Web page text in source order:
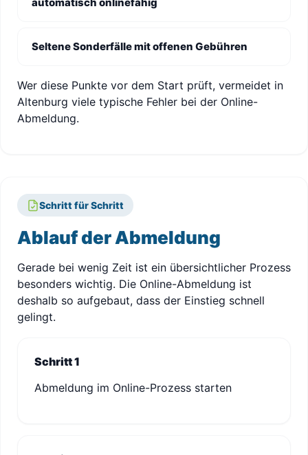
Seltene Sonderfälle mit offenen Gebühren
Wer diese Punkte vor dem Start prüft, vermeidet in
Altenburg viele typische Fehler bei der Online-
Abmeldung.
Schritt für Schritt
Ablauf der Abmeldung
Gerade bei wenig Zeit ist ein übersichtlicher Prozess
besonders wichtig. Die Online-Abmeldung ist
deshalb so aufgebaut, dass der Einstieg schnell
gelingt.
Schritt 1
Abmeldung im Online-Prozess starten